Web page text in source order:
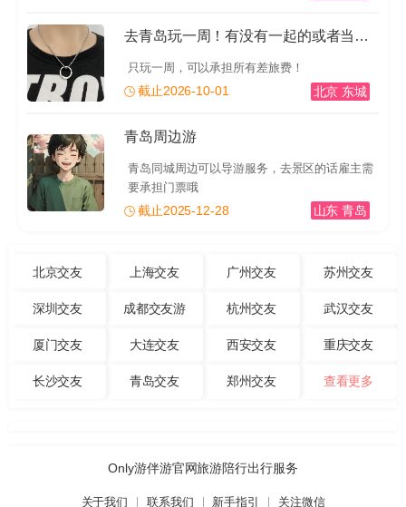
去青岛玩一周！有没有一起的或者当地的导游推荐一下！有
只玩一周，可以承担所有差旅费！
截止2026-10-01 北京 东城
青岛周边游
青岛同城周边可以导游服务，去景区的话雇主需
要承担门票哦
截止2025-12-28 山东 青岛
北京交友 上海交友 广州交友 苏州交友
深圳交友 成都交友游 杭州交友 武汉交友
厦门交友 大连交友 西安交友 重庆交友
长沙交友 青岛交友 郑州交友 查看更多
Only游伴游官网旅游陪行出行服务
关于我们 联系我们 新手指引 关注微信